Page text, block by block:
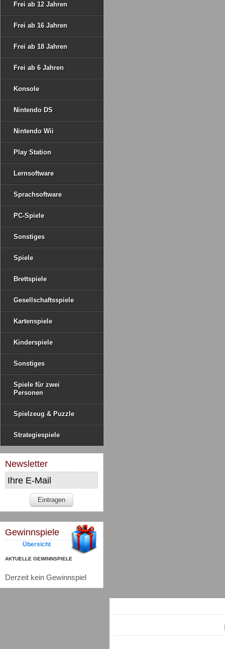
Frei ab 12 Jahren
Frei ab 16 Jahren
Frei ab 18 Jahren
Frei ab 6 Jahren
Konsole
Nintendo DS
Nintendo Wii
Play Station
Lernsoftware
Sprachsoftware
PC-Spiele
Sonstiges
Spiele
Brettspiele
Gesellschaftsspiele
Kartenspiele
Kinderspiele
Sonstiges
Spiele für zwei
Personen
Spielzeug & Puzzle
Strategiespiele
Newsletter
Gewinnspiele
Übersicht
AKTUELLE GEWINNSPIELE
Derzeit kein Gewinnspiel